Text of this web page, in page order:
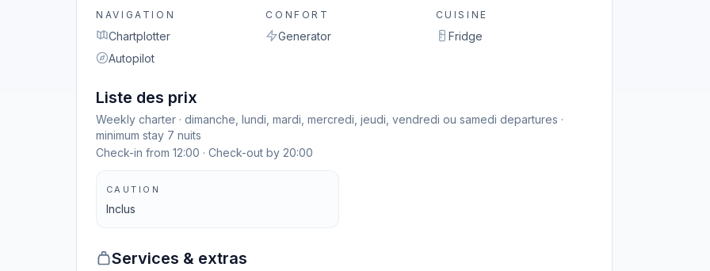
NAVIGATION
Chartplotter
Autopilot
CONFORT
Generator
CUISINE
Fridge
Liste des prix
Weekly charter · dimanche, lundi, mardi, mercredi, jeudi, vendredi ou samedi departures ·
minimum stay 7 nuits
Check-in from 12:00 · Check-out by 20:00
CAUTION
Inclus
Services & extras